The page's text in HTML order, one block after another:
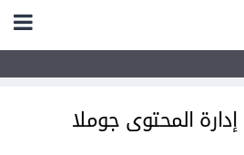
المحتوى جوملا